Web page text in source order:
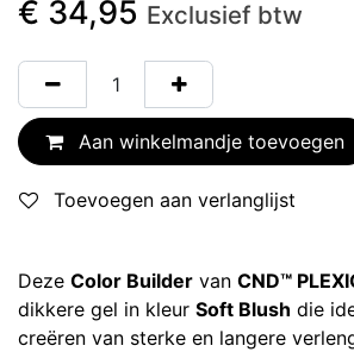
Deze Color Builder van CND™
dikkere gel in kleur Soft Blush die
creëren van sterke en langere
€ 34,95 Exclusief btw
Aan winkelmandje toevoegen
Toevoegen aan verlanglijst